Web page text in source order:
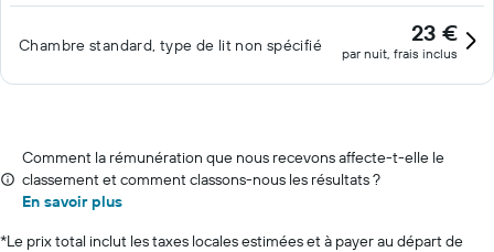
Chambre standard, type de lit non spécifié 23 €
par nuit, frais inclus
Comment la rémunération que nous recevons affecte-t-elle le
classement et comment classons-nous les résultats ?
En savoir plus
*Le prix total inclut les taxes locales estimées et à payer au départ de